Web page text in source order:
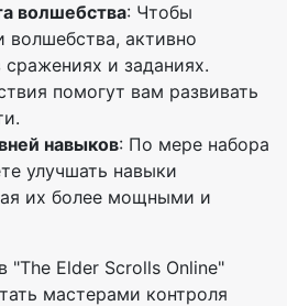
волшебства: Чтобы
волшебства, активно
и заданиях.
помогут вам развивать
навыков: По мере набора
улучшать навыки
их более мощными и
"The Elder Scrolls Online"
мастерами контроля